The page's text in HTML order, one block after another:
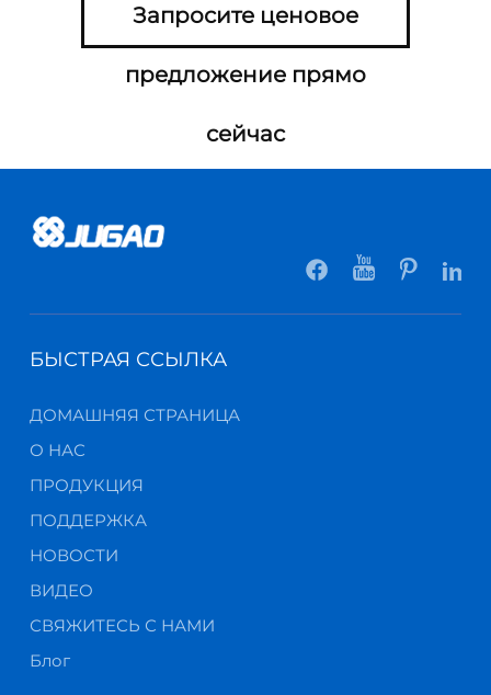
Запросите ценовое
предложение прямо
сейчас
БЫСТРАЯ ССЫЛКА
ДОМАШНЯЯ СТРАНИЦА
О НАС
ПРОДУКЦИЯ
ПОДДЕРЖКА
НОВОСТИ
ВИДЕО
СВЯЖИТЕСЬ С НАМИ
Блог